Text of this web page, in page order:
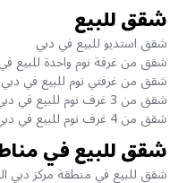
شقق للبيع
شقق استديو للبيع في دبي
شقق من غرفة نوم واحدة للبيع
شقق من غرفتي نوم للبيع في دبي
شقق من 3 غرف نوم للبيع في دبي
شقق من 4 غرف نوم للبيع في دبي
شقق للبيع في
شقق للبيع في منطقة مركز دبي